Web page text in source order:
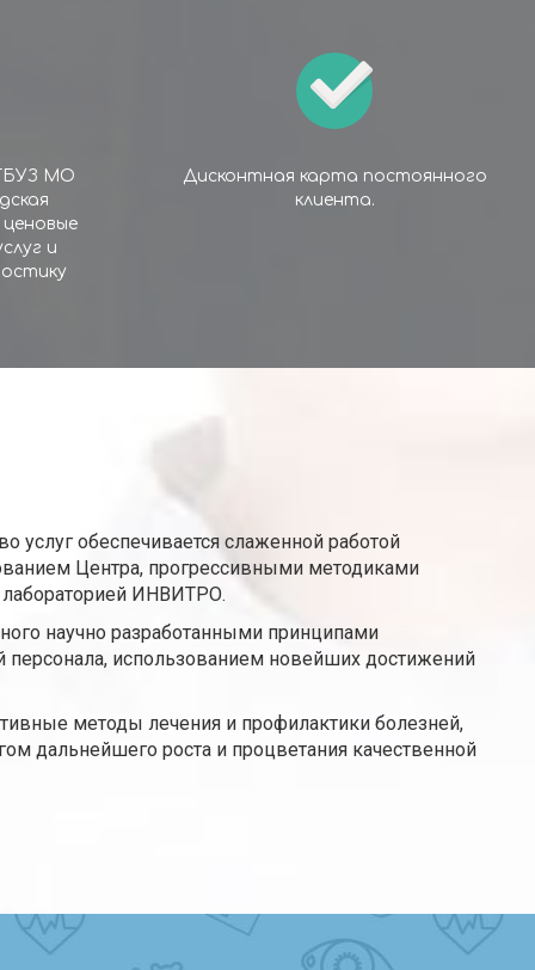
МО
ценовые
и
Дисконтная карта постоянного
клиента.
услуг обеспечивается слаженной работой
Центра, прогрессивными методиками
лабораторией ИНВИТРО.
научно разработанными принципами
использованием новейших достижений
методы лечения и профилактики болезней,
дальнейшего роста и процветания качественной